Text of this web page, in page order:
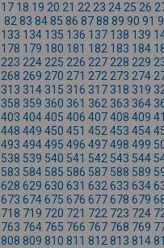
17 18 19 20 21 22 23 24 25 26
82 83 8485 86 8788 89 90 91
133 134 135 136 137 138 139
178 179 180 181 182 183 184
223 224 225 226 227 228 229
268 269 270 271 272 273 274
313 314 315 316 317 318 319
358 359 360 361 362 363 364
403 404405 406 407408 409
448 449 450 451 452 453 454
493 494495 496 497498 499
538 539 540 541 542 543 544
583 584 585 586 587 588 589
628 629 630 631 632 633 634
673 674675 676 677678 679
718 719 720 721 722 723 724
763 764 765 766 767 768 769
808 809 810 811 812 813 814